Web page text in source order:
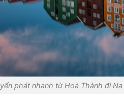
phát nhanh từ Hoà Thành đi Na